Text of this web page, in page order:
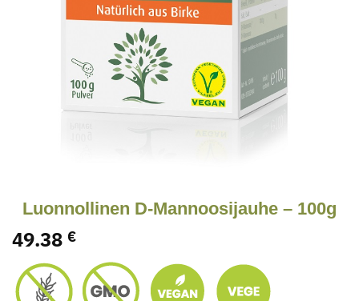
Luonnollinen D-Mannoosijauhe – 100g
49.38 €